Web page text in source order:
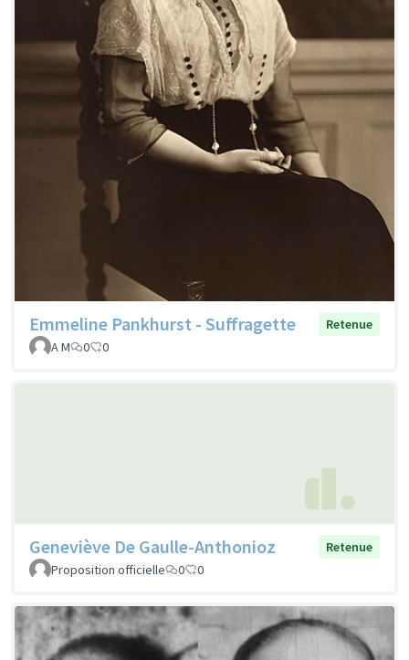
Emmeline Pankhurst - Suffragette
Retenue
A M
0 0
Geneviève De Gaulle-Anthonioz
Retenue
Proposition officielle
0 0